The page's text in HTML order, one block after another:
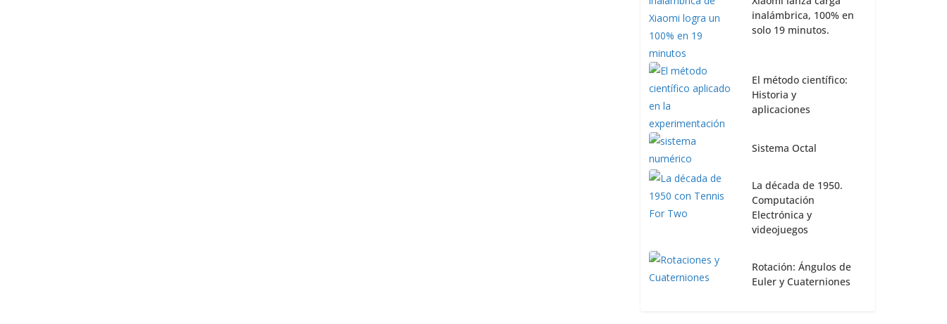
inalámbrica, 100% en
solo 19 minutos.
El método científico:
Historia y
aplicaciones
Sistema Octal
La década de 1950.
Computación
Electrónica y
videojuegos
Rotación: Ángulos de
Euler y Cuaterniones